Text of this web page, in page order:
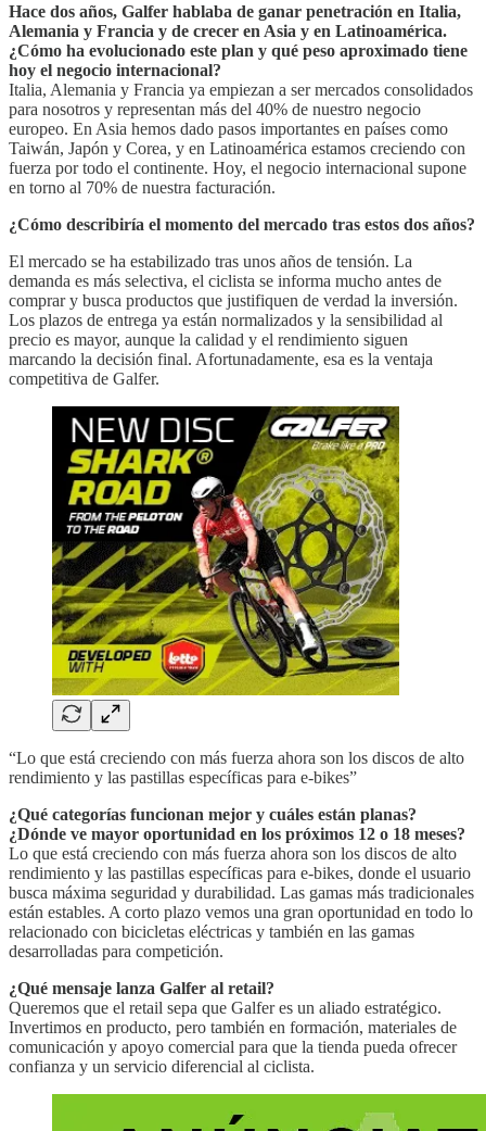
Hace dos años, Galfer hablaba de ganar penetración en Italia,
Alemania y Francia y de crecer en Asia y en Latinoamérica.
¿Cómo ha evolucionado este plan y qué peso aproximado tiene
hoy el negocio internacional?
Italia, Alemania y Francia ya empiezan a ser mercados consolidados
para nosotros y representan más del 40% de nuestro negocio
europeo. En Asia hemos dado pasos importantes en países como
Taiwán, Japón y Corea, y en Latinoamérica estamos creciendo con
fuerza por todo el continente. Hoy, el negocio internacional supone
en torno al 70% de nuestra facturación.
¿Cómo describiría el momento del mercado tras estos dos años?
El mercado se ha estabilizado tras unos años de tensión. La
demanda es más selectiva, el ciclista se informa mucho antes de
comprar y busca productos que justifiquen de verdad la inversión.
Los plazos de entrega ya están normalizados y la sensibilidad al
precio es mayor, aunque la calidad y el rendimiento siguen
marcando la decisión final. Afortunadamente, esa es la ventaja
competitiva de Galfer.
“Lo que está creciendo con más fuerza ahora son los discos de alto
rendimiento y las pastillas específicas para e-bikes”
¿Qué categorías funcionan mejor y cuáles están planas?
¿Dónde ve mayor oportunidad en los próximos 12 o 18 meses?
Lo que está creciendo con más fuerza ahora son los discos de alto
rendimiento y las pastillas específicas para e-bikes, donde el usuario
busca máxima seguridad y durabilidad. Las gamas más tradicionales
están estables. A corto plazo vemos una gran oportunidad en todo lo
relacionado con bicicletas eléctricas y también en las gamas
desarrolladas para competición.
¿Qué mensaje lanza Galfer al retail?
Queremos que el retail sepa que Galfer es un aliado estratégico.
Invertimos en producto, pero también en formación, materiales de
comunicación y apoyo comercial para que la tienda pueda ofrecer
confianza y un servicio diferencial al ciclista.